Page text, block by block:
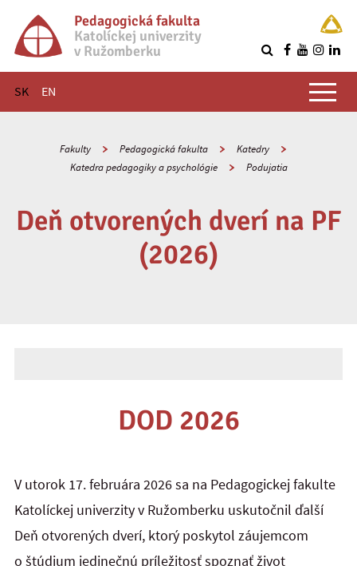
Pedagogická fakulta
Katolíckej univerzity
v Ružomberku
SK EN
Hlavné menu
Fakulty Pedagogická fakulta
Katedry
Katedra pedagogiky a psychológie
Podujatia
Deň otvorených dverí na PF
(2026)
DOD 2026
V utorok 17. februára 2026 sa na Pedagogickej fakulte
Katolíckej univerzity v Ružomberku uskutočnil ďalší
Deň otvorených dverí, ktorý poskytol záujemcom
o štúdium jedinečnú príležitosť spoznať život